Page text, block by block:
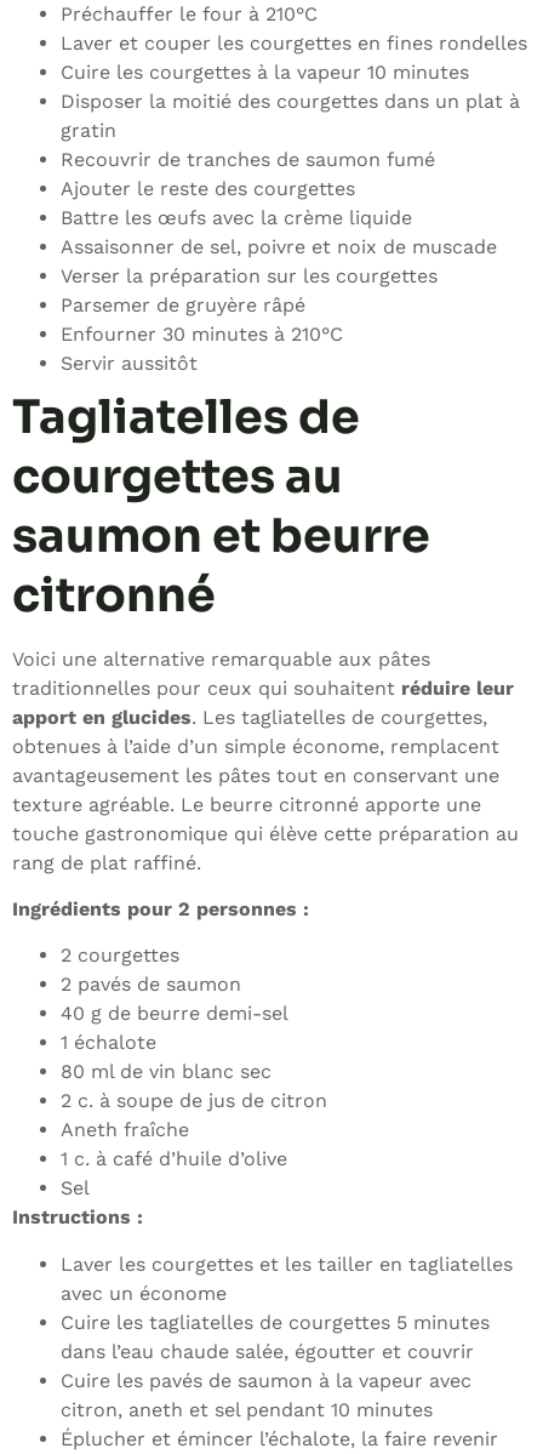
Préchauffer le four à 210°C
Laver et couper les courgettes en fines rondelles
Cuire les courgettes à la vapeur 10 minutes
Disposer la moitié des courgettes dans un plat à
gratin
Recouvrir de tranches de saumon fumé
Ajouter le reste des courgettes
Battre les œufs avec la crème liquide
Assaisonner de sel, poivre et noix de muscade
Verser la préparation sur les courgettes
Parsemer de gruyère râpé
Enfourner 30 minutes à 210°C
Servir aussitôt
Tagliatelles de
courgettes au
saumon et beurre
citronné
Voici une alternative remarquable aux pâtes
traditionnelles pour ceux qui souhaitent réduire leur
apport en glucides. Les tagliatelles de courgettes,
obtenues à l’aide d’un simple économe, remplacent
avantageusement les pâtes tout en conservant une
texture agréable. Le beurre citronné apporte une
touche gastronomique qui élève cette préparation au
rang de plat raffiné.
Ingrédients pour 2 personnes :
2 courgettes
2 pavés de saumon
40 g de beurre demi-sel
1 échalote
80 ml de vin blanc sec
2 c. à soupe de jus de citron
Aneth fraîche
1 c. à café d’huile d’olive
Sel
Instructions :
Laver les courgettes et les tailler en tagliatelles
avec un économe
Cuire les tagliatelles de courgettes 5 minutes
dans l’eau chaude salée, égoutter et couvrir
Cuire les pavés de saumon à la vapeur avec
citron, aneth et sel pendant 10 minutes
Éplucher et émincer l’échalote, la faire revenir